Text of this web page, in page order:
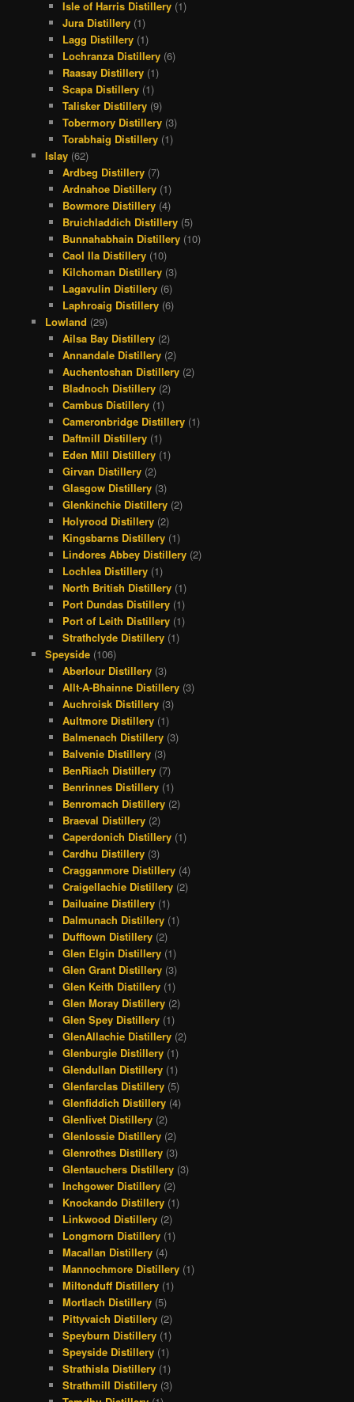
Isle of Harris Distillery (1)
Jura Distillery (1)
Lagg Distillery (1)
Lochranza Distillery (6)
Raasay Distillery (1)
Scapa Distillery (1)
Talisker Distillery (9)
Tobermory Distillery (3)
Torabhaig Distillery (1)
Islay(62)
Ardbeg Distillery (7)
Ardnahoe Distillery (1)
Bowmore Distillery (4)
Bruichladdich Distillery (5)
Bunnahabhain Distillery (10)
Caol Ila Distillery (10)
Kilchoman Distillery (3)
Lagavulin Distillery (6)
Laphroaig Distillery (6)
Lowland (29)
Ailsa Bay Distillery (2)
Annandale Distillery (2)
Auchentoshan Distillery (2)
Bladnoch Distillery (2)
Cambus Distillery (1)
Cameronbridge Distillery (1)
Daftmill Distillery (1)
Eden Mill Distillery (1)
Girvan Distillery (2)
Glasgow Distillery (3)
Glenkinchie Distillery (2)
Holyrood Distillery (2)
Kingsbarns Distillery (1)
Lindores Abbey Distillery (2)
Lochlea Distillery (1)
North British Distillery (1)
Port Dundas Distillery (1)
Port of Leith Distillery (1)
Strathclyde Distillery (1)
Speyside(106)
Aberlour Distillery (3)
Allt-A-Bhainne Distillery (3)
Auchroisk Distillery (3)
Aultmore Distillery (1)
Balmenach Distillery (3)
Balvenie Distillery (3)
BenRiach Distillery (7)
Benrinnes Distillery (1)
Benromach Distillery (2)
Braeval Distillery (2)
Caperdonich Distillery (1)
Cardhu Distillery (3)
Cragganmore Distillery (4)
Craigellachie Distillery (2)
Dailuaine Distillery (1)
Dalmunach Distillery (1)
Dufftown Distillery (2)
Glen Elgin Distillery (1)
Glen Grant Distillery (3)
Glen Keith Distillery (1)
Glen Moray Distillery (2)
Glen Spey Distillery (1)
GlenAllachie Distillery (2)
Glenburgie Distillery (1)
Glendullan Distillery (1)
Glenfarclas Distillery (5)
Glenfiddich Distillery (4)
Glenlivet Distillery (2)
Glenlossie Distillery (2)
Glenrothes Distillery (3)
Glentauchers Distillery (3)
Inchgower Distillery (2)
Knockando Distillery (1)
Linkwood Distillery (2)
Longmorn Distillery (1)
Macallan Distillery (4)
Mannochmore Distillery (1)
Miltonduff Distillery (1)
Mortlach Distillery (5)
Pittyvaich Distillery (2)
Speyburn Distillery (1)
Speyside Distillery (1)
Strathisla Distillery (1)
Strathmill Distillery (3)